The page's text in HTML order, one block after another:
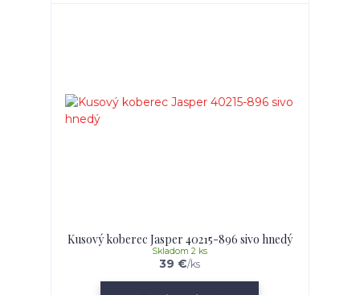
Kusový koberec Jasper 40215-896 sivo hnedý
39 €/ks
Skladom 2 ks